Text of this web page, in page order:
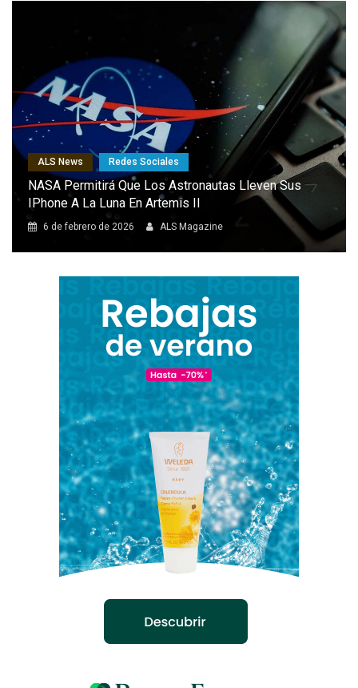
ALS News Redes Sociales
NASA Permitirá Que Los Astronautas Lleven Sus
IPhone A La Luna En Artemis II
6 de febrero de 2026 ALS Magazine